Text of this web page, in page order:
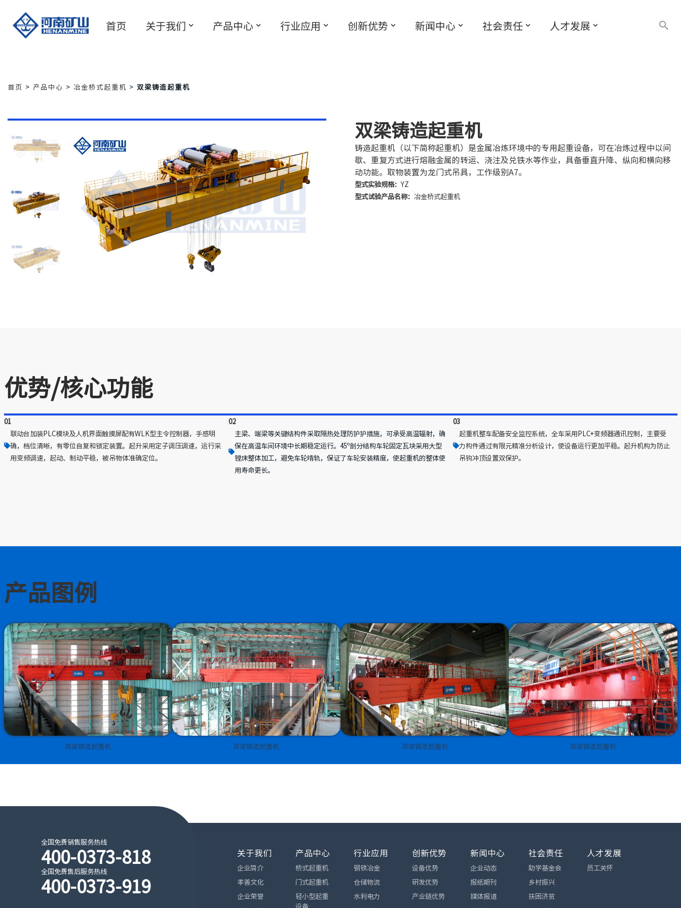
跳
首页 关于我们 产品中心 行业应用 创新优势 新闻中心 社会责任 人才发展
首页 > 产品中心 > 冶金桥式起重机 > 双梁铸造起重机
双梁铸造起重机
铸造起重机（以下简称起重机）是金属冶炼环境中的专用起重设备，可在冶炼过程中以间
歇、重复方式进行熔融金属的转运、浇注及兑铁水等作业，具备垂直升降、纵向和横向移
动功能。取物装置为龙门式吊具，工作级别A7。
型式实验规格： YZ
型式试验产品名称： 冶金桥式起重机
优势/核心功能
01
联动台加装PLC模块及人机界面触摸屏配有WLK型主令控制器，手感明
确，档位清晰，有零位自复和锁定装置。起升采用定子调压调速，运行采
用变频调速，起动、制动平稳，被吊物体准确定位。
02
主梁、端梁等关键结构件采取隔热处理防护护措施，可承受高温辐射，确
保在高温车间环境中长期稳定运行。45º剖分结构车轮固定瓦块采用大型
镗床整体加工，避免车轮啃轨，保证了车轮安装精度，使起重机的整体使
用寿命更长。
03
起重机整车配备安全监控系统，全车采用PLC+变频器通讯控制，主要受
力构件通过有限元精准分析设计，使设备运行更加平稳。起升机构为防止
吊钩冲顶设置双保护。
产品图例
双梁铸造起重机 双梁铸造起重机 双梁铸造起重机 双梁铸造起重机
全国免费销售服务热线
400-0373-818
全国免费售后服务热线
400-0373-919
关于我们
企业简介
孝善文化
企业荣誉
产品中心
桥式起重机
门式起重机
轻小型起重
行业应用
钢铁冶金
仓储物流
水利电力
创新优势
设备优势
研发优势
产业链优势
新闻中心
企业动态
报纸期刊
媒体报道
社会责任
助学基金会
乡村振兴
扶困济贫
人才发展
员工关怀